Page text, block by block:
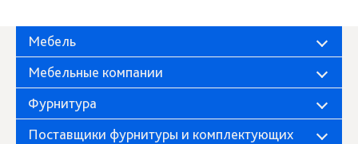
Мебель
Мебельные компании
Фурнитура
Поставщики фурнитуры и комплектующих